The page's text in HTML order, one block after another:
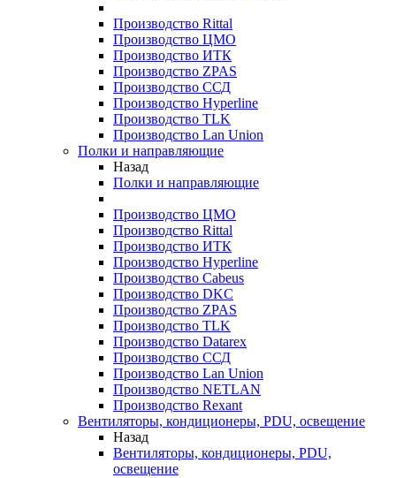
Производство Rittal
Производство ЦМО
Производство ИТК
Производство ZPAS
Производство ССД
Производство Hyperline
Производство TLK
Производство Lan Union
Полки и направляющие
Назад
Полки и направляющие
Производство ЦМО
Производство Rittal
Производство ИТК
Производство Hyperline
Производство Cabeus
Производство DKC
Производство ZPAS
Производство TLK
Производство Datarex
Производство ССД
Производство Lan Union
Производство NETLAN
Производство Rexant
Вентиляторы, кондиционеры, PDU, освещение
Назад
Вентиляторы, кондиционеры, PDU,
освещение